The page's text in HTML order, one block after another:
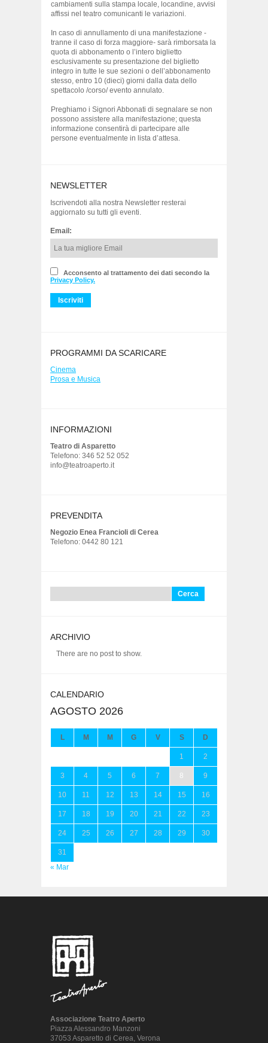
cambiamenti sulla stampa locale, locandine, avvisi
affissi nel teatro comunicanti le variazioni.
In caso di annullamento di una manifestazione -
tranne il caso di forza maggiore- sarà rimborsata la
quota di abbonamento o l’intero biglietto
esclusivamente su presentazione del biglietto
integro in tutte le sue sezioni o dell’abbonamento
stesso, entro 10 (dieci) giorni dalla data dello
spettacolo /corso/ evento annulato.
Preghiamo i Signori Abbonati di segnalare se non
possono assistere alla manifestazione; questa
informazione consentirà di partecipare alle
persone eventualmente in lista d’attesa.
NEWSLETTER
Iscrivendoti alla nostra Newsletter resterai
aggiornato su tutti gli eventi.
Email:
Acconsento al trattamento dei dati secondo la
Privacy Policy.
PROGRAMMI DA SCARICARE
Cinema
Prosa e Musica
INFORMAZIONI
Teatro di Asparetto
Telefono: 346 52 52 052
info@teatroaperto.it
PREVENDITA
Negozio Enea Francioli di Cerea
Telefono: 0442 80 121
per:
ARCHIVIO
There are no post to show.
CALENDARIO
AGOSTO 2026
L M M G V S D
1 2
3 4 5 6 7 8 9
10 11 12 13 14 15 16
17 18 19 20 21 22 23
24 25 26 27 28 29 30
31
« Mar
Associazione Teatro Aperto
Piazza Alessandro Manzoni
37053 Asparetto di Cerea, Verona